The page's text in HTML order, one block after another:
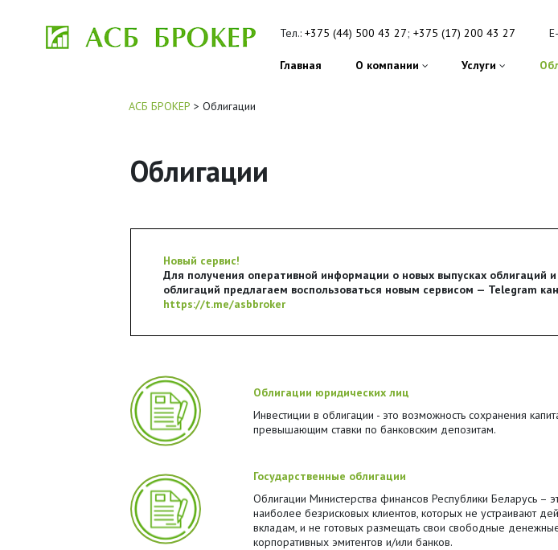
Тел.: +375 (44) 500 43 27; +375 (17) 200 43 27
Главная О компании Услуги
АСБ БРОКЕР > Облигации
Облигации
Новый сервис!
Для получения оперативной информации о новых выпусках облигаций
облигаций предлагаем воспользоваться новым сервисом — Telegram
https://t.me/asbbroker
Облигации юридических лиц
Инвестиции в облигации - это возможность сохранения
превышающим ставки по банковским депозитам.
Государственные облигации
Облигации Министерства финансов Республики Беларусь –
наиболее безрисковых клиентов, которых не устраивают
вкладам, и не готовых размещать свои свободные
корпоративных эмитентов и/или банков.